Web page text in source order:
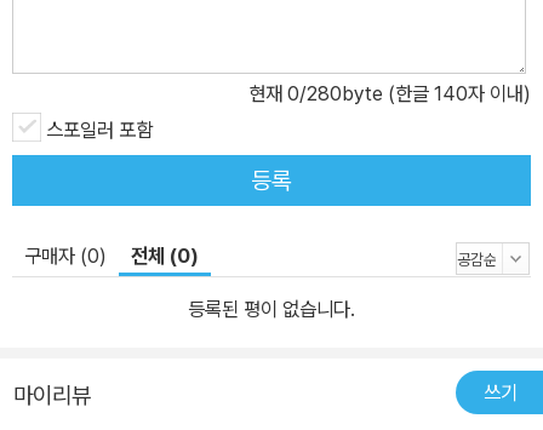
현재 0/280byte (한글 140자 이내)
스포일러 포함
등록
구매자 (0) 전체 (0)
등록된 평이 없습니다.
마이리뷰 쓰기